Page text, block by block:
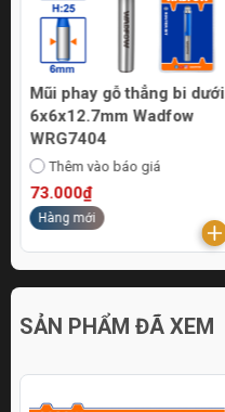
Mũi phay gỗ thẳng bi dưới
6x6x12.7mm Wadfow
WRG7404
Thêm vào báo giá
73.000₫
Hàng mới
SẢN PHẨM ĐÃ XEM